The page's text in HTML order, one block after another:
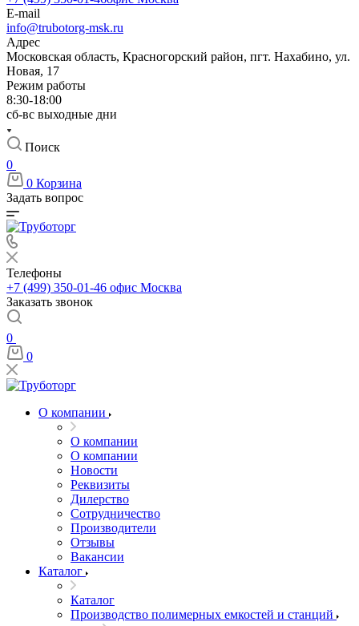
E-mail
info@trubotorg-msk.ru
Адрес
Московская область, Красногорский район, пгт. Нахабино, ул.
Новая, 17
Режим работы
8:30-18:00
сб-вс выходные дни
Поиск
0
0 Корзина
Задать вопрос
Телефоны
+7 (499) 350-01-46 офис Москва
Заказать звонок
0
0
О компании
О компании
О компании
Новости
Реквизиты
Дилерство
Сотрудничество
Производители
Отзывы
Вакансии
Каталог
Каталог
Производство полимерных емкостей и станций